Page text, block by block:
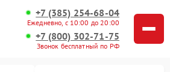
+7 (385) 254-68-04
Ежедневно, с 10:00 до 20:00
+7 (800) 302-71-75
Звонок бесплатный по РФ